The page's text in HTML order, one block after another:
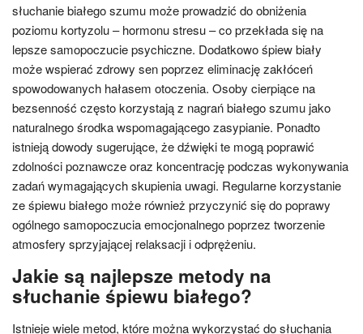
słuchanie białego szumu może prowadzić do obniżenia
poziomu kortyzolu – hormonu stresu – co przekłada się na
lepsze samopoczucie psychiczne. Dodatkowo śpiew biały
może wspierać zdrowy sen poprzez eliminację zakłóceń
spowodowanych hałasem otoczenia. Osoby cierpiące na
bezsenność często korzystają z nagrań białego szumu jako
naturalnego środka wspomagającego zasypianie. Ponadto
istnieją dowody sugerujące, że dźwięki te mogą poprawić
zdolności poznawcze oraz koncentrację podczas wykonywania
zadań wymagających skupienia uwagi. Regularne korzystanie
ze śpiewu białego może również przyczynić się do poprawy
ogólnego samopoczucia emocjonalnego poprzez tworzenie
atmosfery sprzyjającej relaksacji i odprężeniu.
Jakie są najlepsze metody na
słuchanie śpiewu białego?
Istnieje wiele metod, które można wykorzystać do słuchania